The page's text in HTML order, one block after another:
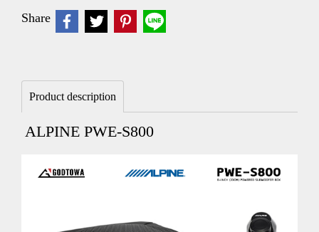
Share
Product description
ALPINE PWE-S800